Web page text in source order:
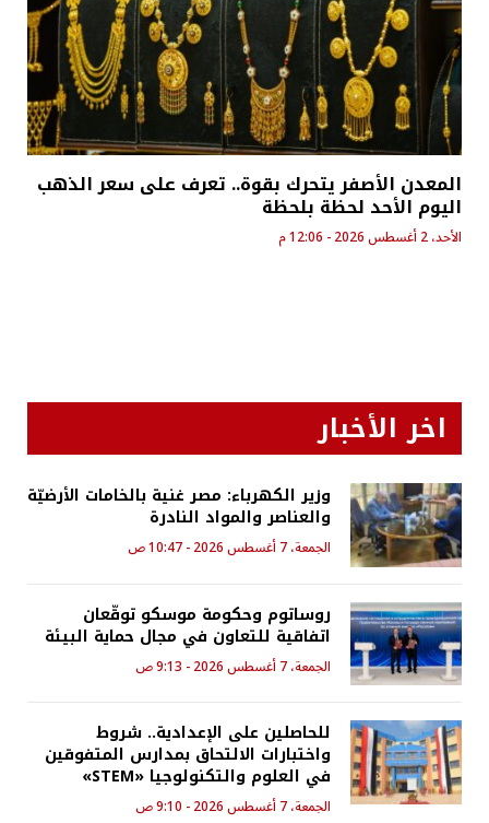
المعدن الأصفر يتحرك بقوة.. تعرف على سعر الذهب
اليوم الأحد لحظة بلحظة
الأحد، 2 أغسطس 2026 - 12:06 م
اخر الأخبار
وزير الكهرباء: مصر غنية بالخامات الأرضيّة
والعناصر والمواد النادرة
الجمعة، 7 أغسطس 2026 - 10:47 ص
روساتوم وحكومة موسكو توقّعان
اتفاقية للتعاون في مجال حماية البيئة
الجمعة، 7 أغسطس 2026 - 9:13 ص
للحاصلين على الإعدادية.. شروط
واختبارات الالتحاق بمدارس المتفوقين
في العلوم والتكنولوجيا «STEM»
الجمعة، 7 أغسطس 2026 - 9:10 ص